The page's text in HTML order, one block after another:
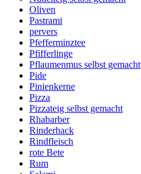
Oliven
Pastrami
pervers
Pfefferminztee
Pfifferlinge
Pflaumenmus selbst gemacht
Pide
Pinienkerne
Pizza
Pizzateig selbst gemacht
Rhabarber
Rinderhack
Rindfleisch
rote Bete
Rum